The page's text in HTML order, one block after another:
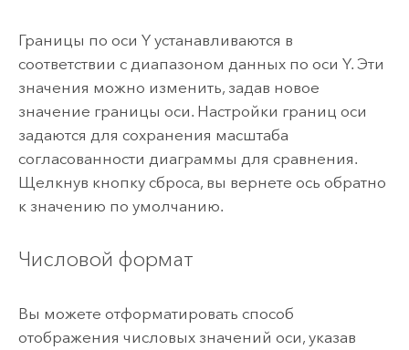
Границы по оси Y устанавливаются в
соответствии с диапазоном данных по оси Y. Эти
значения можно изменить, задав новое
значение границы оси. Настройки границ оси
задаются для сохранения масштаба
согласованности диаграммы для сравнения.
Щелкнув кнопку сброса, вы вернете ось обратно
к значению по умолчанию.
Числовой формат
Вы можете отформатировать способ
отображения числовых значений оси, указав